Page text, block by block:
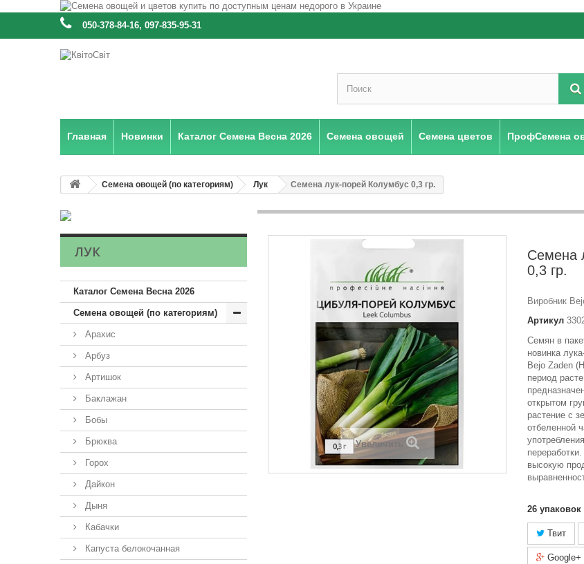
: 050-378-84-16, 097-835-95-31
Главная Новинки Каталог Семена Весна 2026 Семена овощей Семена цветов ПрофСемена
Семена овощей (по категориям) Лук Семена лук-порей Колумбус 0,3 гр.
ЛУК
Каталог Семена Весна 2026
Семена овощей (по категориям)
Арахис
Арбуз
Артишок
Баклажан
Бобы
Брюква
Горох
Дайкон
Дыня
Кабачки
Капуста белокочанная
Увеличить
Семена
0,3 гр.
Виробник
Артикул
Семян в
новинка
Bejo Zaden
период
открытом
растение с
отбеленной
высокую
26 упаковок
Твит
Google+